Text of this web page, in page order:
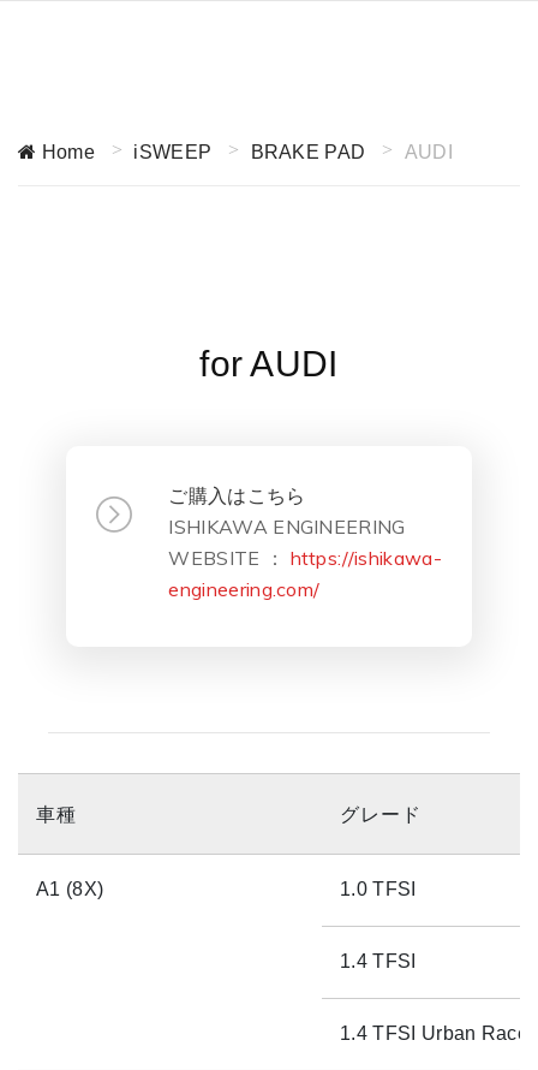
Home iSWEEP BRAKE PAD AUDI
for AUDI
ご購入はこちら
ISHIKAWA ENGINEERING
WEBSITE ： https://ishikawa-
engineering.com/
車種 グレード
A1 (8X) 1.0 TFSI
1.4 TFSI
1.4 TFSI Urban